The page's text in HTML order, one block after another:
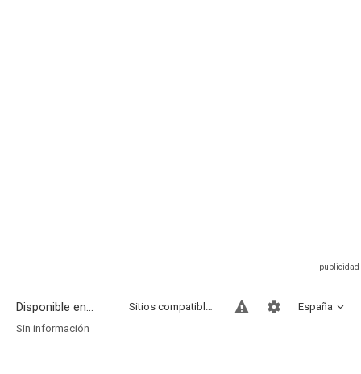
Disponible en... España
Sitios compatibles
Sin información